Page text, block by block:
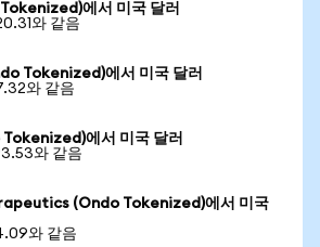
에서 미국 달러
와 같음
Tokenized)에서 미국 달러
와 같음
에서 미국 달러
와 같음
(Ondo Tokenized)에서 미국
와 같음